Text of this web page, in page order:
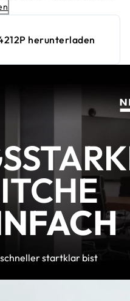
Ports, die eine saubere
für
herunterladen
startklar bist